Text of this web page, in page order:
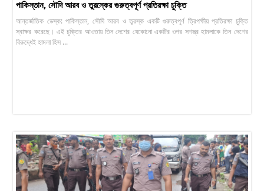
পাকিস্তান, সৌদি আরব ও তুরস্কের গুরুত্বপূর্ণ প্রতিরক্ষা চুক্তি
আন্তর্জাতিক ডেস্ক: পাকিস্তান, সৌদি আরব ও তুরস্ক একটি গুরুত্বপূর্ণ ত্রিপক্ষীয় প্রতিরক্ষা চুক্তি
স্বাক্ষর করেছে। এই চুক্তির আওতায় তিন দেশের যেকোনো একটির ওপর সশস্ত্র হামলাকে তিন দেশের
বিরুদ্ধেই হামলা হিস ...